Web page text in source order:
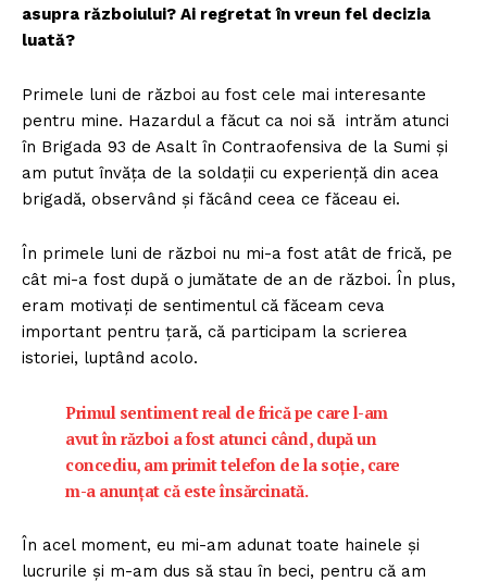
asupra războiului? Ai regretat în vreun fel decizia
luată?
Primele luni de război au fost cele mai interesante
pentru mine. Hazardul a făcut ca noi să intrăm atunci
în Brigada 93 de Asalt în Contraofensiva de la Sumi și
am putut învăța de la soldații cu experiență din acea
brigadă, observând și făcând ceea ce făceau ei.
În primele luni de război nu mi-a fost atât de frică, pe
cât mi-a fost după o jumătate de an de război. În plus,
eram motivați de sentimentul că făceam ceva
important pentru țară, că participam la scrierea
istoriei, luptând acolo.
Primul sentiment real de frică pe care l-am
avut în război a fost atunci când, după un
concediu, am primit telefon de la soție, care
m-a anunțat că este însărcinată.
În acel moment, eu mi-am adunat toate hainele și
lucrurile și m-am dus să stau în beci, pentru că am